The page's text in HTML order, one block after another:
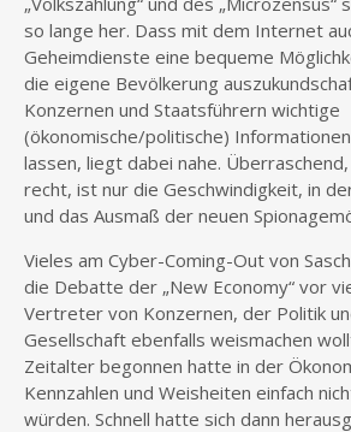
so lange her. Dass mit dem Internet
Geheimdienste eine bequeme
die eigene Bevölkerung
Konzernen und Staatsführern wichtige
(ökonomische/politische)
lassen, liegt dabei nahe.
recht, ist nur die Geschwindigkeit, in
und das Ausmaß der neuen
Vieles am Cyber-Coming-Out von
die Debatte der „New Economy“ vor
Vertreter von Konzernen, der Politik
Gesellschaft ebenfalls weismachen
Zeitalter begonnen hatte in der
Kennzahlen und Weisheiten einfach
würden. Schnell hatte sich dann